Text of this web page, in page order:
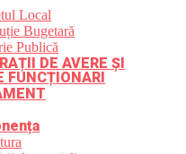
Local
Bugetară
Publică
DE AVERE ȘI
FUNCȚIONARI